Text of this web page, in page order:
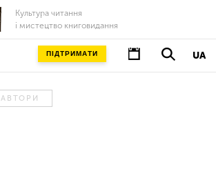
Культура читання
і мистецтво книговидання
UA
ПІДТРИМАТИ
АВТОРИ